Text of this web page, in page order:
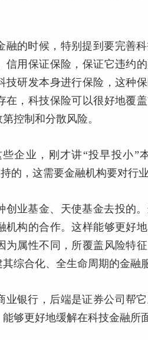
融的时候，特别提到要完善
信用保证保险，保证它违约
技研发本身进行保险，这种
在，科技保险可以很好地覆
控制和分散风险。
企业，刚才讲“投早投小”
的，这需要金融机构要对行
创业基金、天使基金去投的
构的合作。这样能够更好
为属性不同，所覆盖风险特
综合化、全生命周期的金融
银行，后端是证券公司帮
够更好地缓解在科技金融所